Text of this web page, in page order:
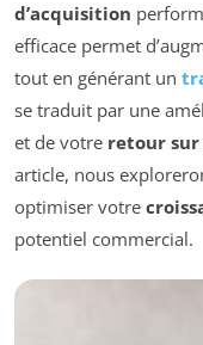
d’acquisition
efficace permet
tout en générant un
se traduit par une
et de votre retour
article, nous
optimiser votre
potentiel commercial.